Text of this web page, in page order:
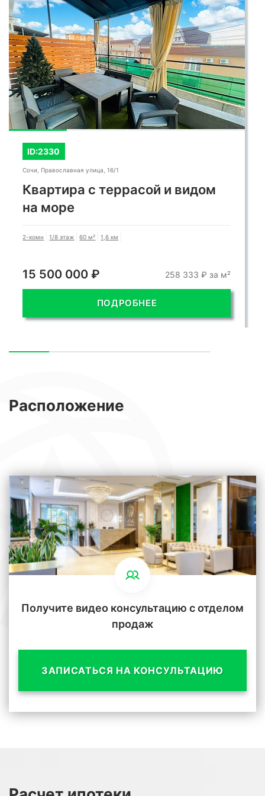
ID:2330
Сочи, Православная улица, 16/1
Квартира с террасой и видом
на море
2-комн 1/8 этаж 60 м² 1,6 км
15 500 000 ₽ 258 333 ₽ за м²
ПОДРОБНЕЕ
Расположение
Получите видео консультацию с отделом
продаж
ЗАПИСАТЬСЯ НА КОНСУЛЬТАЦИЮ